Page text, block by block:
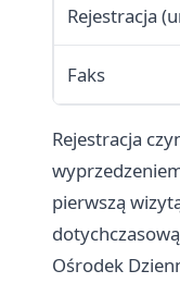
Rejestracja
Faks
Rejestracja
pierwszą
Ośrodek